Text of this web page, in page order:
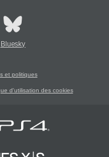
Bluesky
et politiques
d'utilisation des cookies